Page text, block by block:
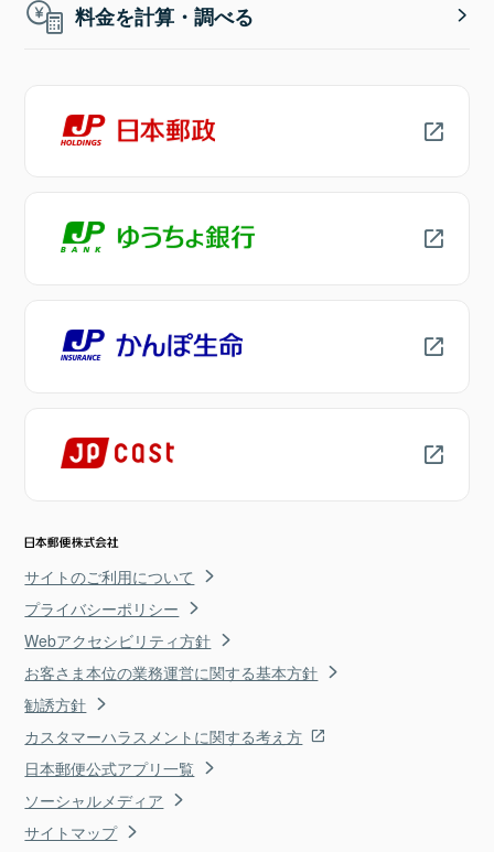
料金を計算・調べる
サイトのご利用について
プライバシーポリシー
Webアクセシビリティ方針
お客さま本位の業務運営に関する基本方針
勧誘方針
カスタマーハラスメントに関する考え方
日本郵便公式アプリ一覧
ソーシャルメディア
サイトマップ